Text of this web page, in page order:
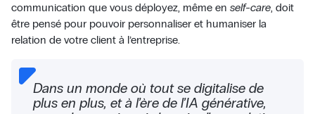
communication que vous déployez, même en self-care, doit
être pensé pour pouvoir personnaliser et humaniser la
relation de votre client à l’entreprise.
Dans un monde où tout se digitalise de
plus en plus, et à l’ère de l’IA générative,